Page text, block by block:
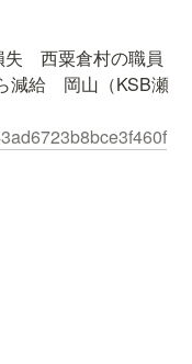
　西粟倉村の職員
減給　岡山（KSB瀬